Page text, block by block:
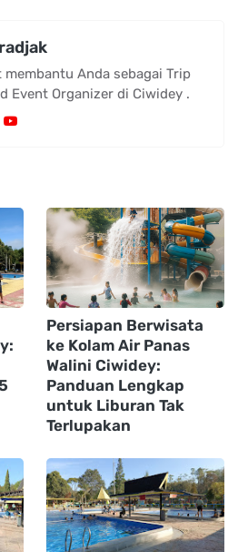
membantu Anda sebagai Trip
Event Organizer di Ciwidey .
Persiapan Berwisata
ke Kolam Air Panas
Walini Ciwidey:
Panduan Lengkap
untuk Liburan Tak
Terlupakan